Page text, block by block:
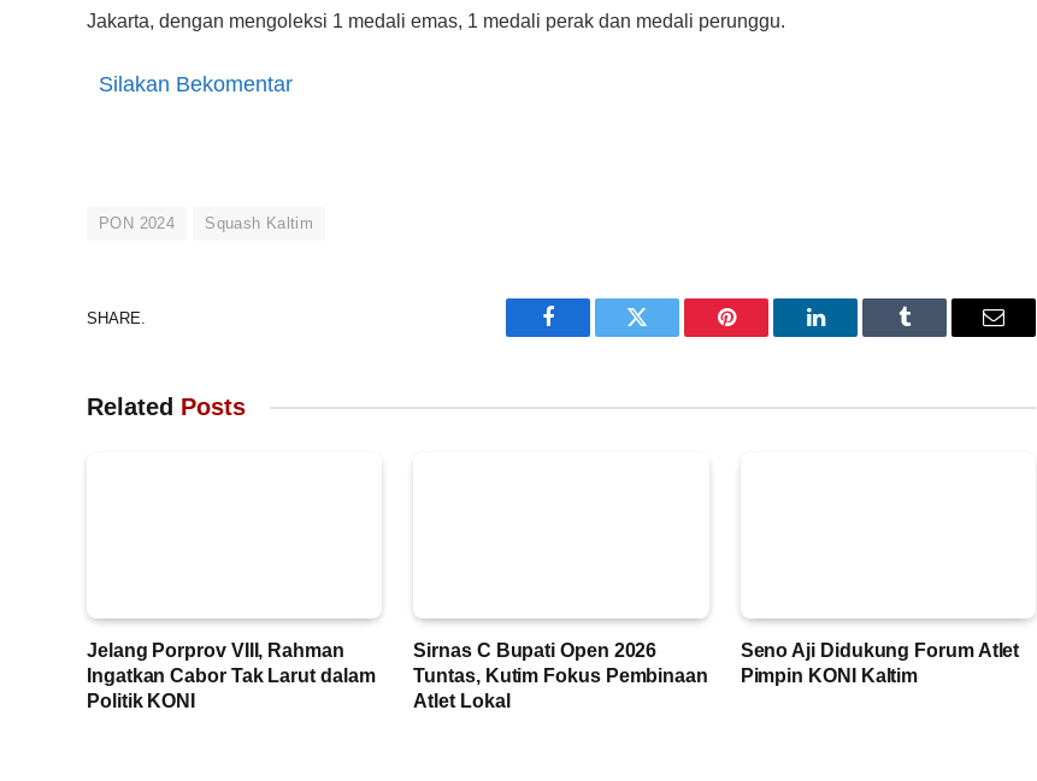
Jakarta, dengan mengoleksi 1 medali emas, 1 medali perak dan medali perunggu.
Silakan Bekomentar
PON 2024 Squash Kaltim
SHARE.
Facebook Twitter Pinterest LinkedIn Tumblr Email
Related Posts
Jelang Porprov VIII, Rahman
Ingatkan Cabor Tak Larut dalam
Politik KONI
Sirnas C Bupati Open 2026
Tuntas, Kutim Fokus Pembinaan
Atlet Lokal
Seno Aji Didukung Forum Atlet
Pimpin KONI Kaltim